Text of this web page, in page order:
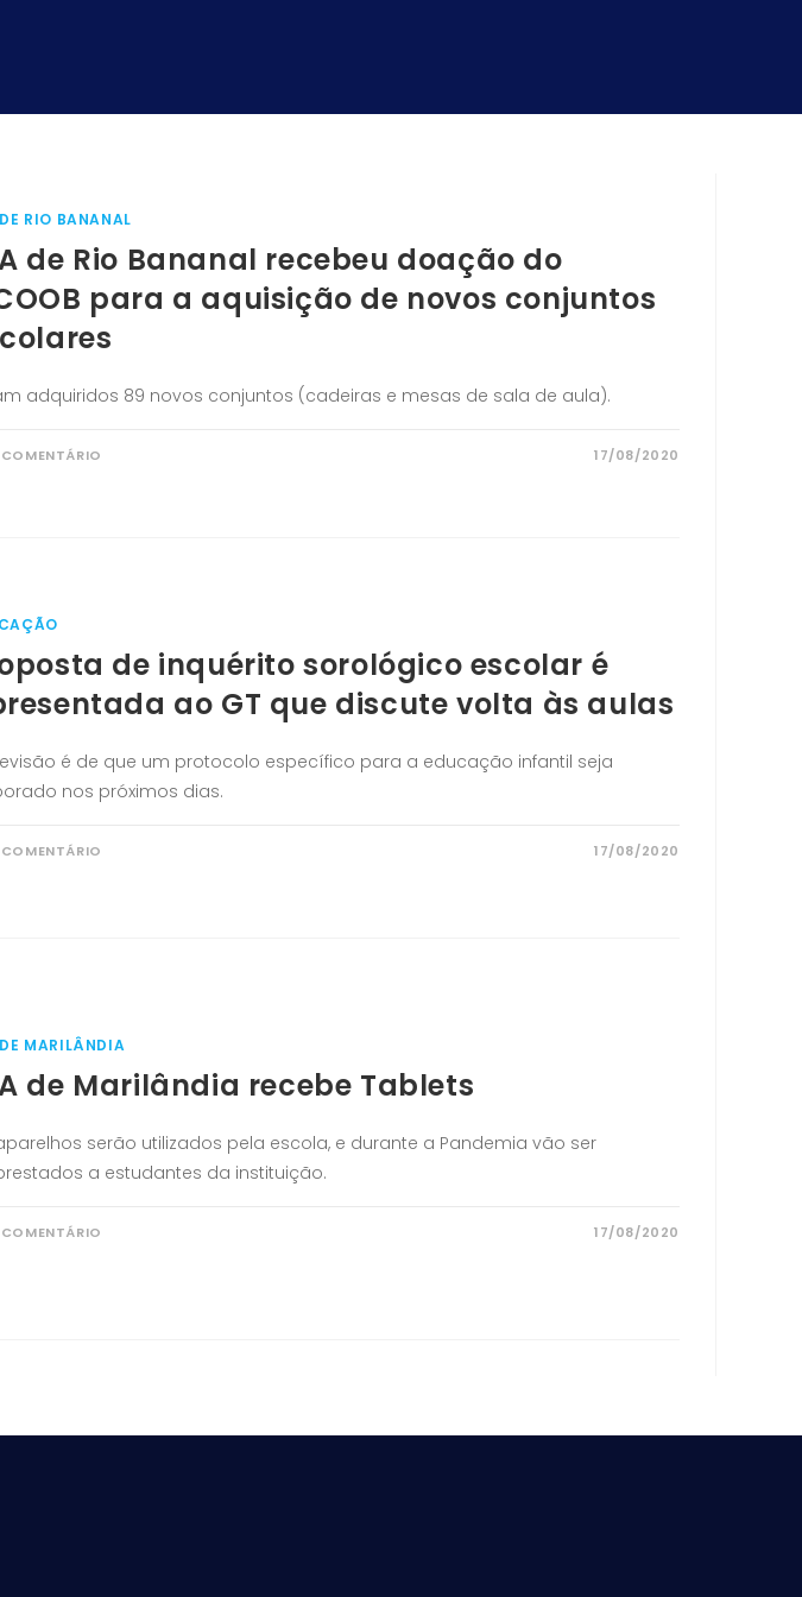
RIO BANANAL
de Rio Bananal recebeu doação do
para a aquisição de novos conjuntos
adquiridos 89 novos conjuntos (cadeiras e mesas de sala de aula).
17/08/2020
de inquérito sorológico escolar é
ao GT que discute volta às aulas
é de que um protocolo específico para a educação infantil seja
nos próximos dias.
17/08/2020
MARILÂNDIA
de Marilândia recebe Tablets
serão utilizados pela escola, e durante a Pandemia vão ser
a estudantes da instituição.
17/08/2020